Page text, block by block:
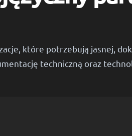
które potrzebują jasnej,
techniczną oraz